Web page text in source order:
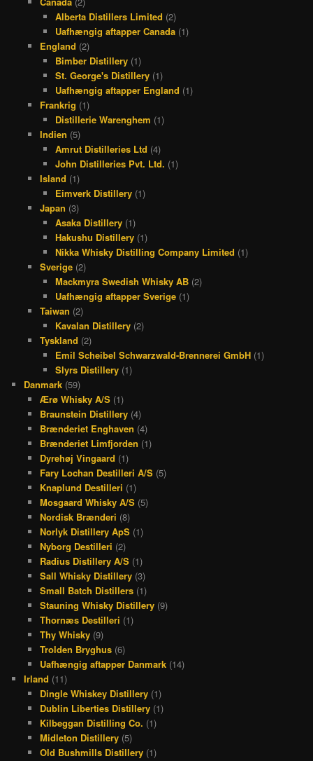
Alberta Distillers Limited (2)
Uafhængig aftapper Canada (1)
England (2)
Bimber Distillery (1)
St. George's Distillery (1)
Uafhængig aftapper England (1)
Frankrig (1)
Distillerie Warenghem (1)
Indien (5)
Amrut Distilleries Ltd (4)
John Distilleries Pvt. Ltd. (1)
Island (1)
Eimverk Distillery (1)
Japan (3)
Asaka Distillery (1)
Hakushu Distillery (1)
Nikka Whisky Distilling Company Limited (1)
Sverige(2)
Mackmyra Swedish Whisky AB (2)
Uafhængig aftapper Sverige (1)
Taiwan (2)
Kavalan Distillery (2)
Tyskland (2)
Emil Scheibel Schwarzwald-Brennerei GmbH (1)
Slyrs Distillery (1)
Danmark (59)
Ærø Whisky A/S(1)
Braunstein Distillery(4)
Brænderiet Enghaven (4)
Brænderiet Limfjorden (1)
Dyrehøj Vingaard (1)
Fary Lochan Destilleri A/S(5)
Knaplund Destilleri (1)
Mosgaard Whisky A/S(5)
Nordisk Brænderi (8)
Norlyk Distillery ApS(1)
Nyborg Destilleri (2)
Radius Distillery A/S(1)
Sall Whisky Distillery(3)
Small Batch Distillers(1)
Stauning Whisky Distillery(9)
Thornæs Destilleri (1)
Thy Whisky(9)
Trolden Bryghus(6)
Uafhængig aftapper Danmark(14)
Irland (11)
Dingle Whiskey Distillery(1)
Dublin Liberties Distillery(1)
Kilbeggan Distilling Co. (1)
Midleton Distillery(5)
Old Bushmills Distillery(1)